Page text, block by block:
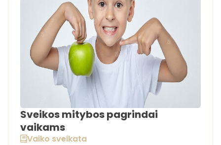
Sveikos mitybos pagrindai
vaikams
Vaiko sveikata